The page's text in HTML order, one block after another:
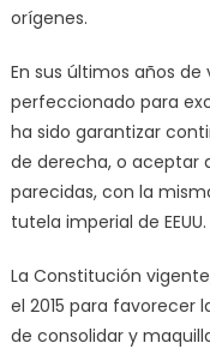
orígenes.
En sus últimos años
perfeccionado para
ha sido garantizar
de derecha, o aceptar
parecidas, con la
tutela imperial de EEUU.
La Constitución
el 2015 para favorecer
de consolidar y